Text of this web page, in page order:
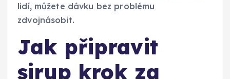
lidí, můžete dávku bez problému
zdvojnásobit.
Jak připravit
sirup krok za